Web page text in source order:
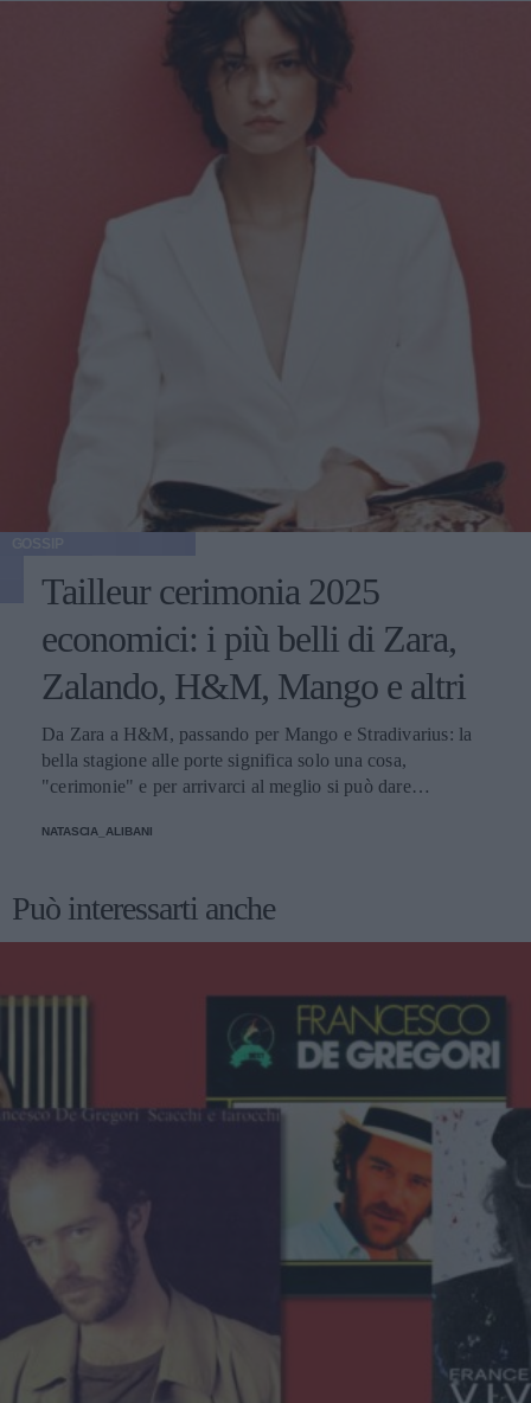
Tailleur cerimonia 2025
economici: i più belli di Zara,
Zalando, H&M, Mango e altri
Da Zara a H&M, passando per Mango e Stradivarius: la
bella stagione alle porte significa solo una cosa,
"cerimonie" e per arrivarci al meglio si può dare
NATASCIA_ALIBANI
Può interessarti anche